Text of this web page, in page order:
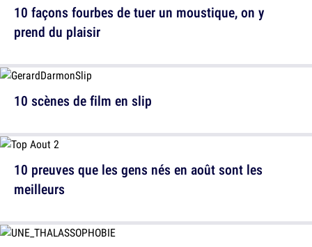
10 façons fourbes de tuer un moustique, on y
prend du plaisir
10 preuves que les gens nés en août sont les
meilleurs
10 scènes de film en slip